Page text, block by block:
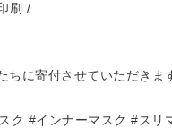
刷 /
ちに寄付させていただきま
ク #インナーマスク #スリ